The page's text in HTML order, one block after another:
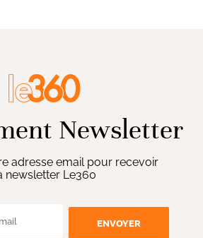
Newsletter
adresse email pour recevoir
newsletter Le360
ENVOYER